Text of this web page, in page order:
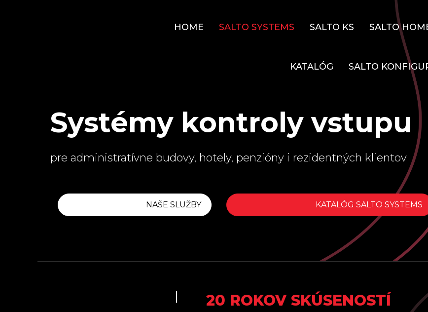
HOME SALTO SYSTEMS SALTO KS SALTO
KATALÓG SALTO
Systémy kontroly vstupu
pre administratívne budovy, hotely, penzióny i rezidentných klientov
NAŠE SLUŽBY KATALÓG SALTO SYSTEMS
20 ROKOV SKÚSENOSTÍ